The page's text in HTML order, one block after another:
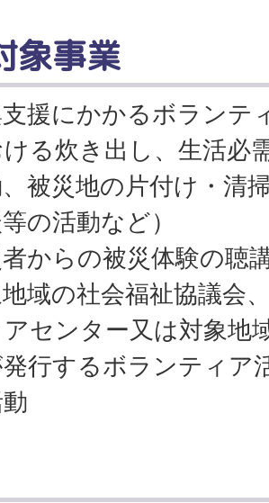
象事業
援にかかるボランテ
る炊き出し、生活必
被災地の片付け・清
の活動など）
からの被災体験の聴
域の社会福祉協議会
センター又は対象地
行するボランティア